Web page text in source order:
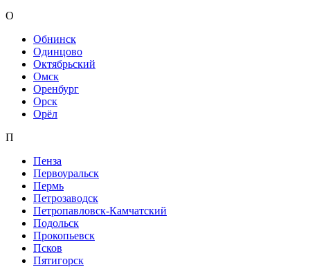
О
Обнинск
Одинцово
Октябрьский
Омск
Оренбург
Орск
Орёл
П
Пенза
Первоуральск
Пермь
Петрозаводск
Петропавловск-Камчатский
Подольск
Прокопьевск
Псков
Пятигорск